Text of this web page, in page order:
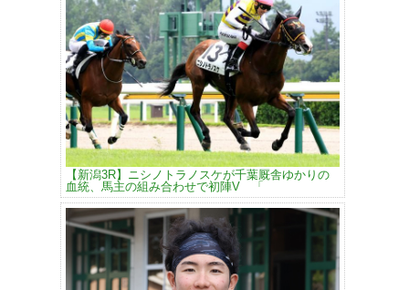
【新潟3R】ニシノトラノスケが千葉厩舎ゆかりの
血統、馬主の組み合わせで初陣V 「